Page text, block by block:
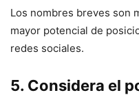
Los nombres breves son
mayor potencial de
redes sociales.
5. Considera el